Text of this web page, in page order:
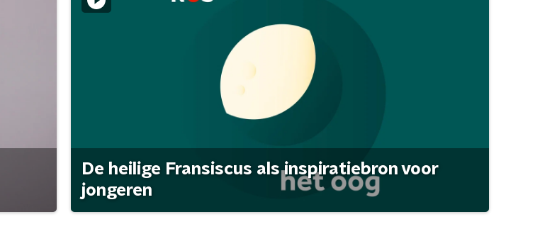
De heilige Fransiscus als inspiratiebron voor
jongeren